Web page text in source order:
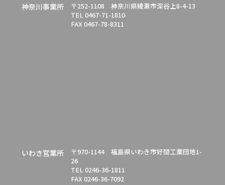
神奈川事業所
〒252-1108 神奈川県綾瀬市深谷上8-4-13
TEL 0467-71-1810
FAX 0467-78-8311
いわき営業所
〒970-1144 福島県いわき市好間工業団地1-
26
TEL 0246-36-1811
FAX 0246-36-7092